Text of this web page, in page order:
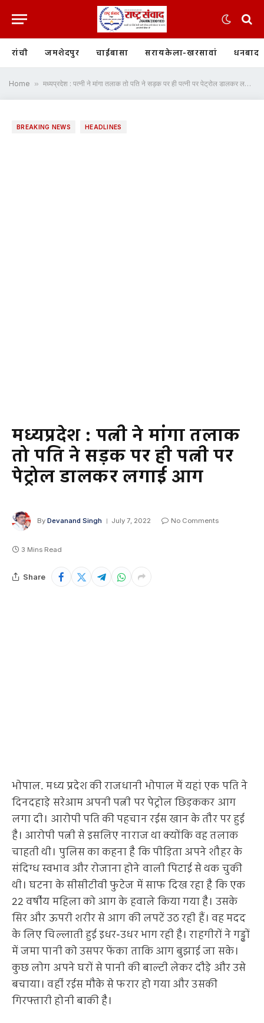
रांची जमशेदपुर चाईबासा सरायकेला-खरसावां धनबाद
Home » मध्यप्रदेश : पत्नी ने मांगा तलाक तो पति ने सड़क पर ही पत्नी पर पेट्रोल डालकर लगाई आग
BREAKING NEWS HEADLINES
मध्यप्रदेश : पत्नी ने मांगा तलाक
तो पति ने सड़क पर ही पत्नी पर
पेट्रोल डालकर लगाई आग
By Devanand Singh July 7, 2022 No Comments
3 Mins Read
Share
भोपाल. मध्य प्रदेश की राजधानी भोपाल में यहां एक पति ने
दिनदहाड़े सरेआम अपनी पत्नी पर पेट्रोल छिड़ककर आग
लगा दी। आरोपी पति की पहचान रईस खान के तौर पर हुई
है। आरोपी पत्नी से इसलिए नाराज था क्योंकि वह तलाक
चाहती थी। पुलिस का कहना है कि पीड़िता अपने शौहर के
संदिग्ध स्वभाव और रोजाना होने वाली पिटाई से थक चुकी
थी। घटना के सीसीटीवी फुटेज में साफ दिख रहा है कि एक
22 वर्षीय महिला को आग के हवाले किया गया है। उसके
सिर और ऊपरी शरीर से आग की लपटें उठ रही हैं। वह मदद
के लिए चिल्लाती हुई इधर-उधर भाग रही है। राहगीरों ने गड्ढों
में जमा पानी को उसपर फेंका ताकि आग बुझाई जा सके।
कुछ लोग अपने घरों से पानी की बाल्टी लेकर दौड़े और उसे
बचाया। वहीं रईस मौके से फरार हो गया और उसकी
गिरफ्तारी होनी बाकी है।